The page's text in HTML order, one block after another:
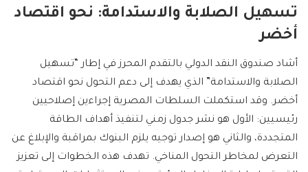
تسهيل الصلابة والاستدامة: نحو اقتصاد
أخضر
أشاد صندوق النقد الدولي بالتقدم المحرز في إطار “تسهيل
الصلابة والاستدامة” الذي يهدف إلى دعم التحول نحو اقتصاد
أخضر. وقد استكملت السلطات المصرية إجراءين إصلاحيين
رئيسيين: الأول هو نشر جدول زمني لتنفيذ أهداف الطاقة
المتجددة، والثاني هو إصدار توجيه يلزم البنوك بمراقبة والإبلاغ عن
التعرض لمخاطر التحول المناخي. تهدف هذه الخطوات إلى تعزيز